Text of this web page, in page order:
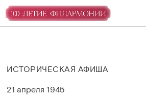
ИСТОРИЧЕСКАЯ АФИША
21 апреля 1945